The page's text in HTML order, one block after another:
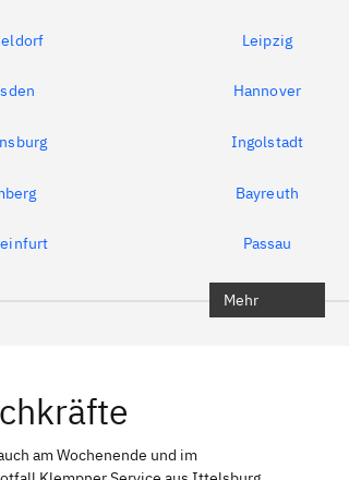
Leipzig
Hannover
Ingolstadt
Bayreuth
Passau
Mehr
am Wochenende und im